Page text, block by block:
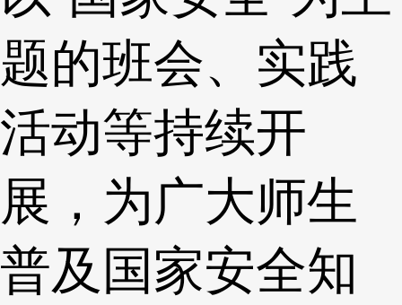
题的班会、实践
活动等持续开
展，为广大师生
普及国家安全知